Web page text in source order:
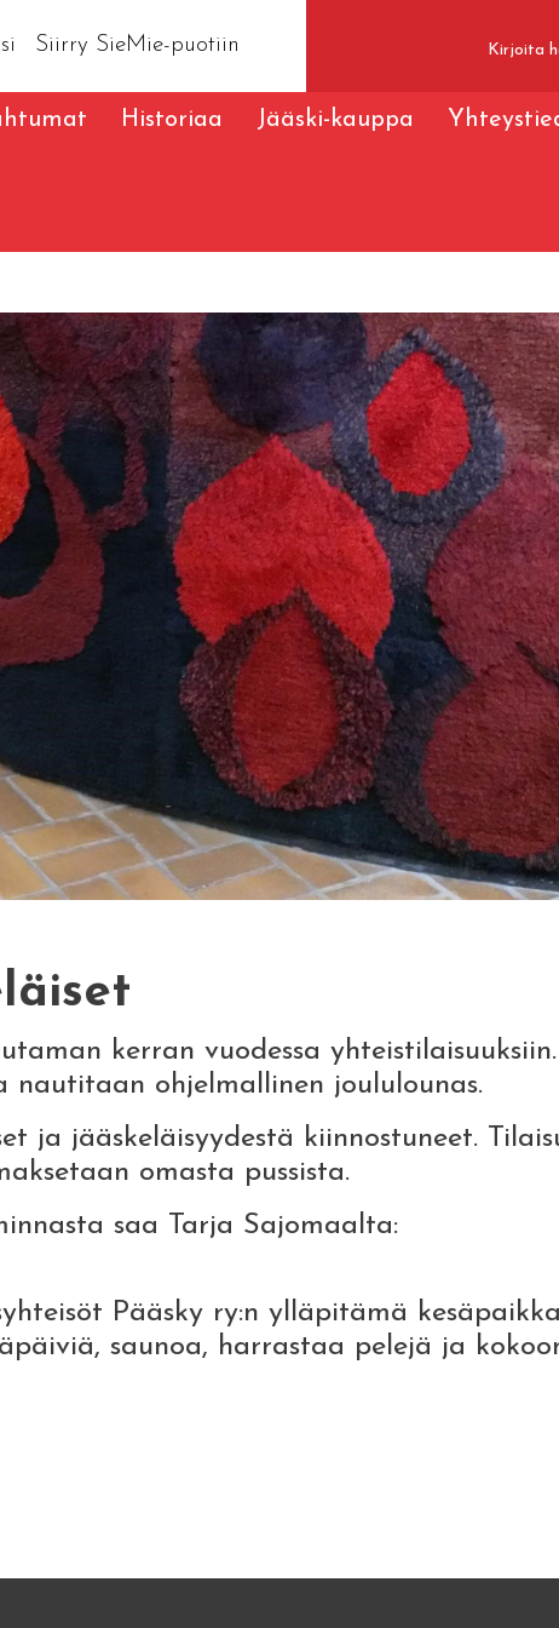
Siirry SieMie-puotiin
Historiaa Jääski-kauppa
kerran vuodessa
ohjelmallinen joululounas.
ja jääskeläisyydestä kiinnostuneet.
omasta pussista.
saa Tarja Sajomaalta:
Pääsky ry:n ylläpitämä
saunoa, harrastaa pelejä ja